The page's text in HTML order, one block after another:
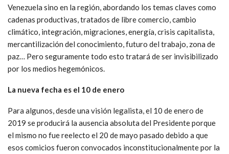
Venezuela sino en la región, abordando los temas claves como
cadenas productivas, tratados de libre comercio, cambio
climático, integración, migraciones, energía, crisis capitalista,
mercantilización del conocimiento, futuro del trabajo, zona de
paz… Pero seguramente todo esto tratará de ser invisibilizado
por los medios hegemónicos.
La nueva fecha es el 10 de enero
Para algunos, desde una visión legalista, el 10 de enero de
2019 se producirá la ausencia absoluta del Presidente porque
el mismo no fue reelecto el 20 de mayo pasado debido a que
esos comicios fueron convocados inconstitucionalmente por la